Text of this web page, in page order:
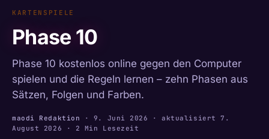
KARTENSPIELE
Phase 10
Phase 10 kostenlos online gegen den Computer
spielen und die Regeln lernen – zehn Phasen aus
Sätzen, Folgen und Farben.
maodi Redaktion · 9. Juni 2026 · aktualisiert7.
August 2026 · 2 Min Lesezeit